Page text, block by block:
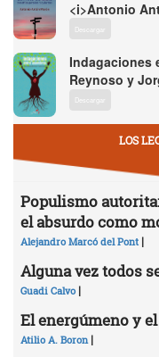
<i>Antonio
Descargar
Indagaciones
Reynoso y
Descargar
LOS
Populismo
el absurdo como
Alejandro Marcó del Pont |
Alguna vez todos
Guadi Calvo |
El energúmeno y
Atilio A. Boron |